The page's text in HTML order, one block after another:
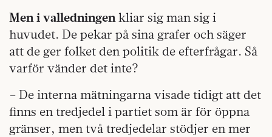
Men i valledningenkliar sig man sig i
huvudet. De pekar på sina grafer och säger
att de ger folket den politik de efterfrågar. Så
varför vänder det inte?
– De interna mätningarna visade tidigt att det
finns en tredjedel i partiet som är för öppna
gränser, men två tredjedelar stödjer en mer